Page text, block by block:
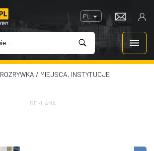
PL
ROZRYWKA / MIEJSCA, INSTYTUCJE
REKLAMA